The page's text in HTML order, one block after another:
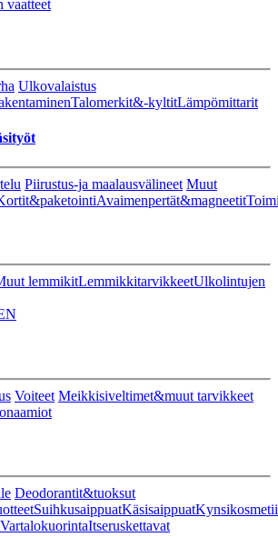
vaatteet
Ulkovalaistus
Talomerkit&-kyltitLämpömittarit
Piirustus-ja maalausvälineet Muut
Avaimenpertät&magneetit
lemmikitLemmikkitarvikkeetUlkolintujen
Voiteet Meikkisiveltimet&muut tarvikkeet
Deodorantit&tuoksut
SuihkusaippuatKäsisaippuat
VartalokuorintaItseruskettavat